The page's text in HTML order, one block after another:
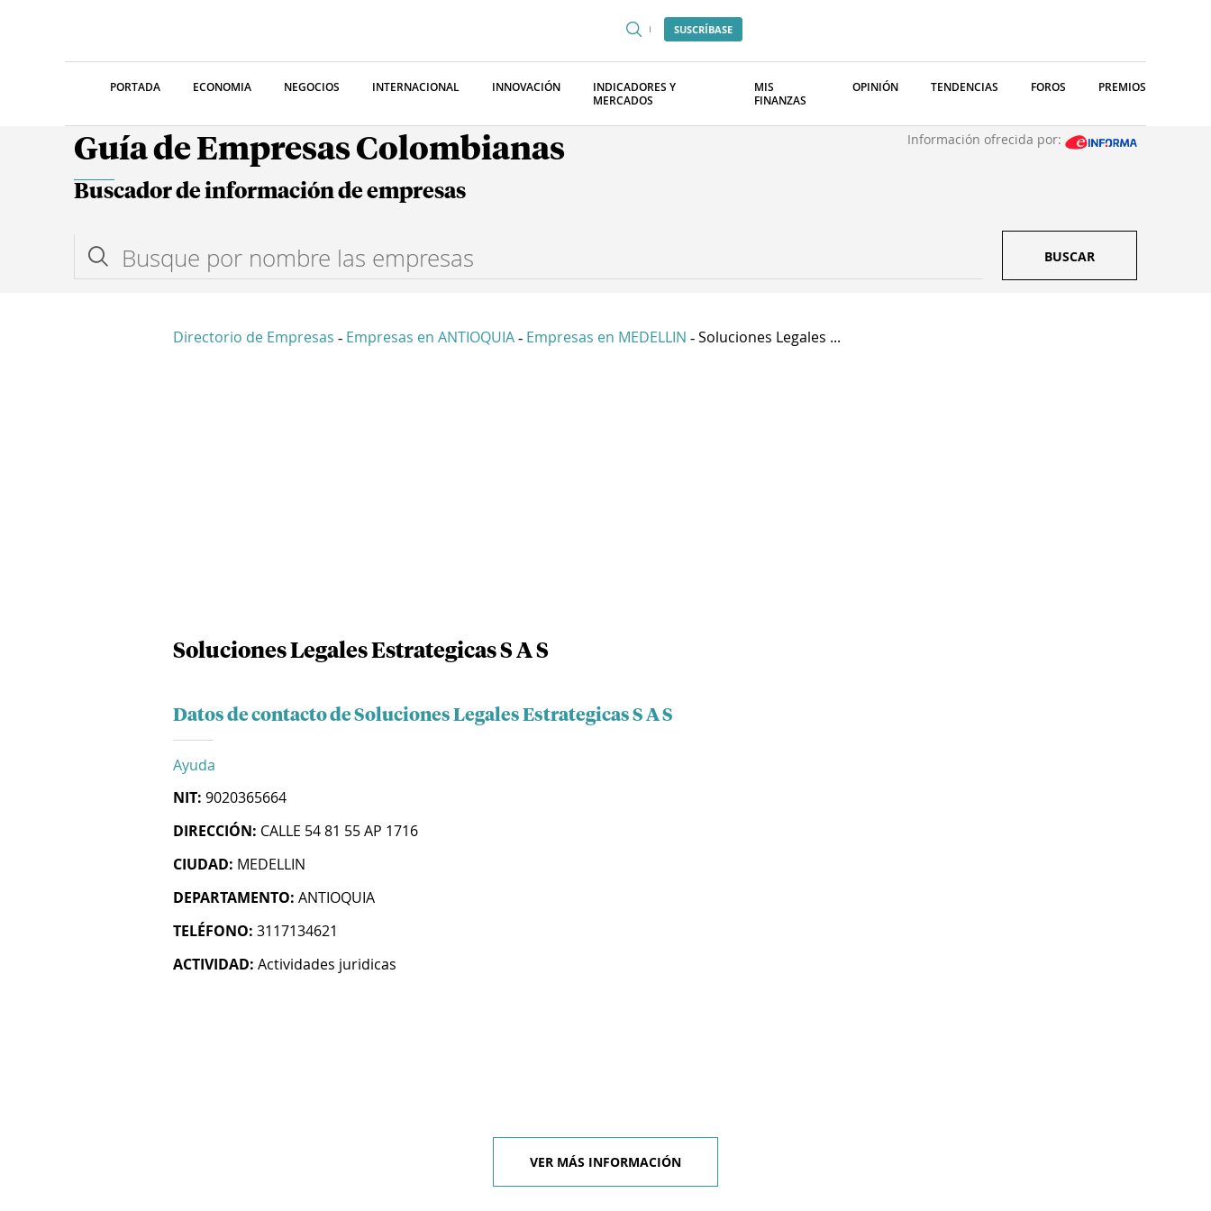
SUSCRÍBASE
PORTADA ECONOMIA NEGOCIOS INTERNACIONAL INNOVACIÓN
INDICADORES Y
MERCADOS
MIS
FINANZAS
OPINIÓN TENDENCIAS FOROS PREMIOS
Guía de Empresas Colombianas Información ofrecida por:
Buscador de información de empresas
BUSCAR
Directorio de Empresas - Empresas en ANTIOQUIA - Empresas en MEDELLIN - Soluciones Legales ...
Soluciones Legales Estrategicas S A S
Datos de contacto de Soluciones Legales Estrategicas S A S
Ayuda
NIT: 9020365664
DIRECCIÓN: CALLE 54 81 55 AP 1716
CIUDAD: MEDELLIN
DEPARTAMENTO: ANTIOQUIA
TELÉFONO: 3117134621
ACTIVIDAD: Actividades juridicas
VER MÁS INFORMACIÓN